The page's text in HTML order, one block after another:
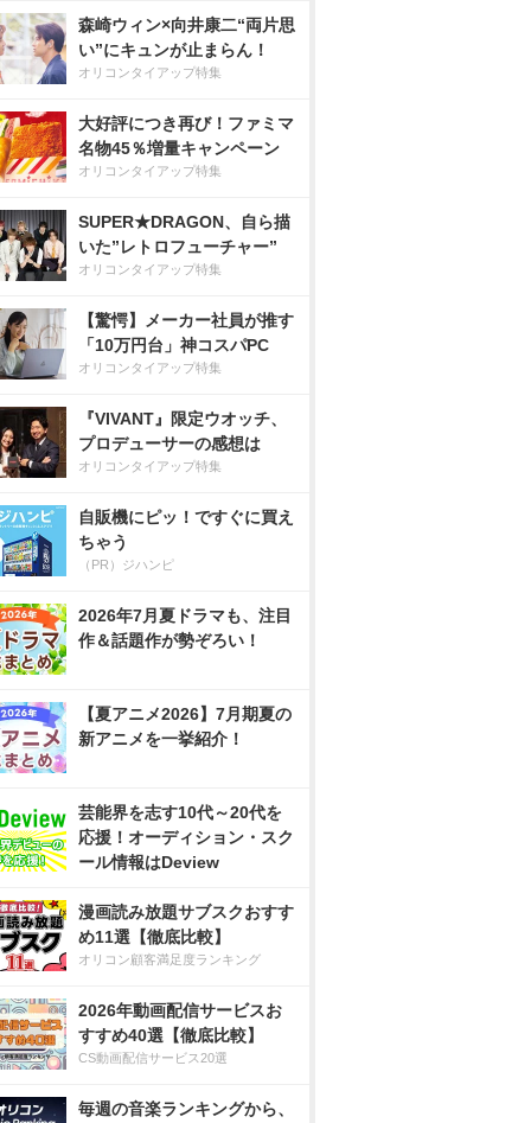
森崎ウィン×向井康二“両片思
い”にキュンが止まらん！
オリコンタイアップ特集
大好評につき再び！ファミマ
名物45％増量キャンペーン
オリコンタイアップ特集
SUPER★DRAGON、自ら描
いた”レトロフューチャー”
オリコンタイアップ特集
【驚愕】メーカー社員が推す
「10万円台」神コスパPC
オリコンタイアップ特集
『VIVANT』限定ウオッチ、
プロデューサーの感想は
オリコンタイアップ特集
自販機にピッ！ですぐに買え
ちゃう
（PR）ジハンピ
2026年7月夏ドラマも、注目
作＆話題作が勢ぞろい！
【夏アニメ2026】7月期夏の
新アニメを一挙紹介！
芸能界を志す10代～20代を
応援！オーディション・スク
ール情報はDeview
漫画読み放題サブスクおすす
め11選【徹底比較】
オリコン顧客満足度ランキング
2026年動画配信サービスお
すすめ40選【徹底比較】
CS動画配信サービス20選
毎週の音楽ランキングから、